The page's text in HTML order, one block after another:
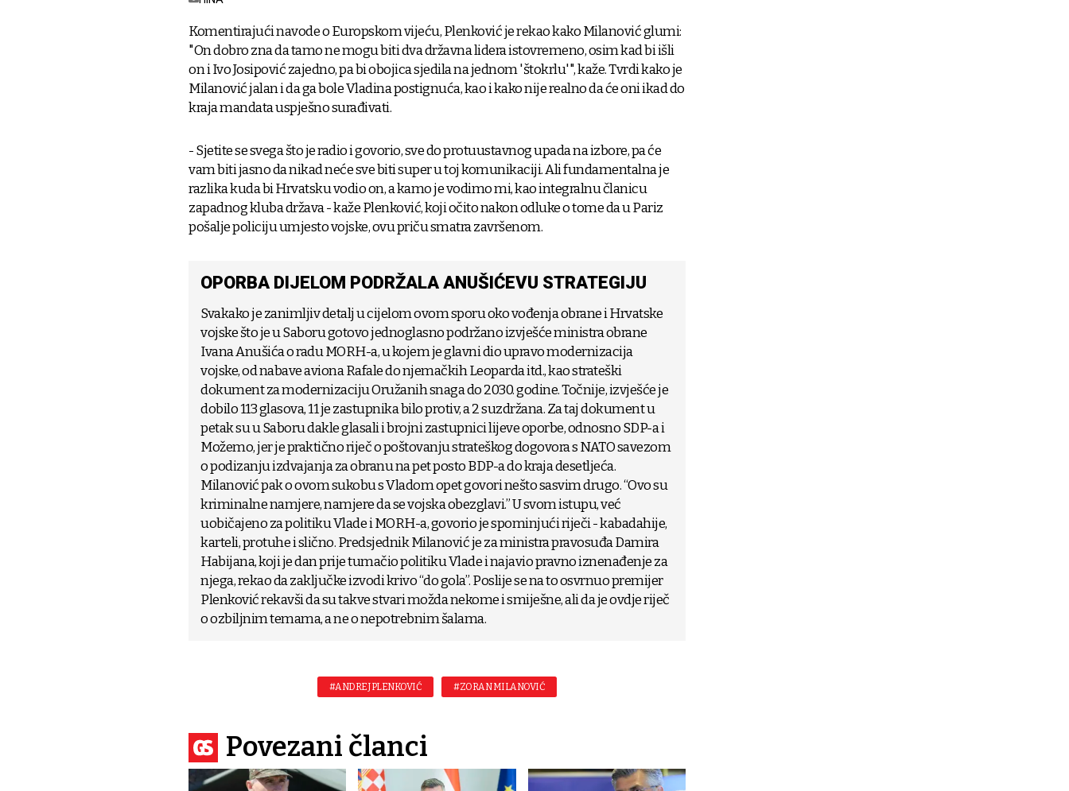
Komentirajući navode o Europskom vijeću, Plenković je rekao kako Milanović glumi:
"On dobro zna da tamo ne mogu biti dva državna lidera istovremeno, osim kad bi išli
on i Ivo Josipović zajedno, pa bi obojica sjedila na jednom 'štokrlu'", kaže. Tvrdi kako je
Milanović jalan i da ga bole Vladina postignuća, kao i kako nije realno da će oni ikad do
kraja mandata uspješno surađivati.
- Sjetite se svega što je radio i govorio, sve do protuustavnog upada na izbore, pa će
vam biti jasno da nikad neće sve biti super u toj komunikaciji. Ali fundamentalna je
razlika kuda bi Hrvatsku vodio on, a kamo je vodimo mi, kao integralnu članicu
zapadnog kluba država - kaže Plenković, koji očito nakon odluke o tome da u Pariz
pošalje policiju umjesto vojske, ovu priču smatra završenom.
OPORBA DIJELOM PODRŽALA ANUŠIĆEVU STRATEGIJU
Svakako je zanimljiv detalj u cijelom ovom sporu oko vođenja obrane i Hrvatske
vojske što je u Saboru gotovo jednoglasno podržano izvješće ministra obrane
Ivana Anušića o radu MORH-a, u kojem je glavni dio upravo modernizacija
vojske, od nabave aviona Rafale do njemačkih Leoparda itd., kao strateški
dokument za modernizaciju Oružanih snaga do 2030. godine. Točnije, izvješće je
dobilo 113 glasova, 11 je zastupnika bilo protiv, a 2 suzdržana. Za taj dokument u
petak su u Saboru dakle glasali i brojni zastupnici lijeve oporbe, odnosno SDP-a i
Možemo, jer je praktično riječ o poštovanju strateškog dogovora s NATO savezom
o podizanju izdvajanja za obranu na pet posto BDP-a do kraja desetljeća.
Milanović pak o ovom sukobu s Vladom opet govori nešto sasvim drugo. “Ovo su
kriminalne namjere, namjere da se vojska obezglavi.” U svom istupu, već
uobičajeno za politiku Vlade i MORH-a, govorio je spominjući riječi - kabadahije,
karteli, protuhe i slično. Predsjednik Milanović je za ministra pravosuđa Damira
Habijana, koji je dan prije tumačio politiku Vlade i najavio pravno iznenađenje za
njega, rekao da zaključke izvodi krivo “do gola”. Poslije se na to osvrnuo premijer
Plenković rekavši da su takve stvari možda nekome i smiješne, ali da je ovdje riječ
o ozbiljnim temama, a ne o nepotrebnim šalama.
#ANDREJ PLENKOVIĆ #ZORAN MILANOVIĆ
Povezani članci